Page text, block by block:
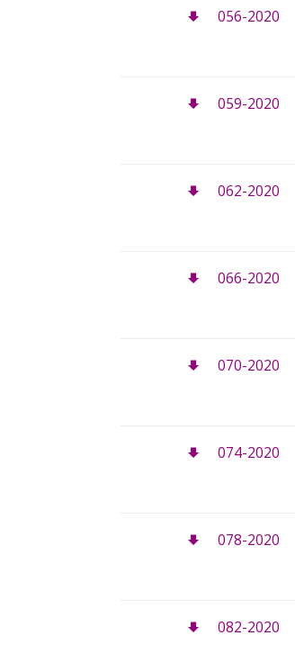
056-2020
059-2020
062-2020
066-2020
070-2020
074-2020
078-2020
082-2020